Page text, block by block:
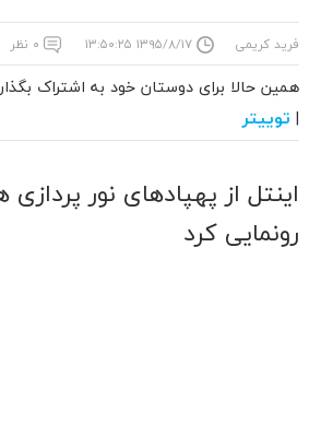
فرید کریمی ۱۳۹۵/۸/۱۷ ۱۳:۵۰:۲۵ ۰ نظر
همین حالا برای دوستان خود به اشتراک
| توییتر
اینتل از پهپادهای نور
رونمایی کرد